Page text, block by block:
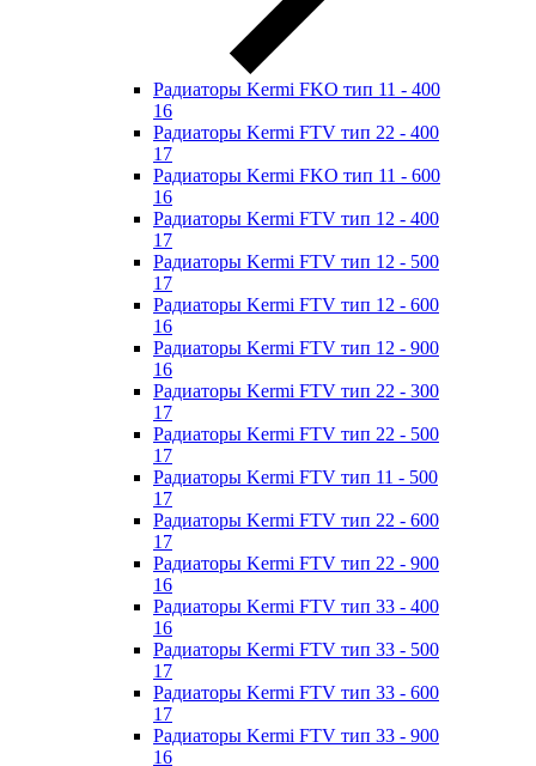
Радиаторы Kermi FKO тип 11 - 400
16
Радиаторы Kermi FTV тип 22 - 400
17
Радиаторы Kermi FKO тип 11 - 600
16
Радиаторы Kermi FTV тип 12 - 400
17
Радиаторы Kermi FTV тип 12 - 500
17
Радиаторы Kermi FTV тип 12 - 600
16
Радиаторы Kermi FTV тип 12 - 900
16
Радиаторы Kermi FTV тип 22 - 300
17
Радиаторы Kermi FTV тип 22 - 500
17
Радиаторы Kermi FTV тип 11 - 500
17
Радиаторы Kermi FTV тип 22 - 600
17
Радиаторы Kermi FTV тип 22 - 900
16
Радиаторы Kermi FTV тип 33 - 400
16
Радиаторы Kermi FTV тип 33 - 500
17
Радиаторы Kermi FTV тип 33 - 600
17
Радиаторы Kermi FTV тип 33 - 900
16